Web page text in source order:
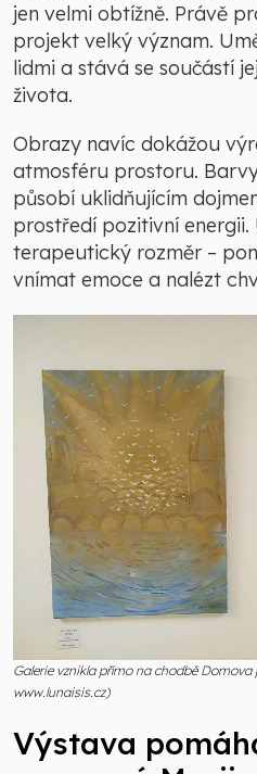
jen velmi obtížně. Právě
projekt velký význam.
lidmi a stává se součástí
života.
Obrazy navíc dokážou
atmosféru prostoru.
působí uklidňujícím
prostředí pozitivní energii.
terapeutický rozměr –
vnímat emoce a nalézt
Galerie vznikla přímo na chodbě
www.lunaisis.cz)
Výstava